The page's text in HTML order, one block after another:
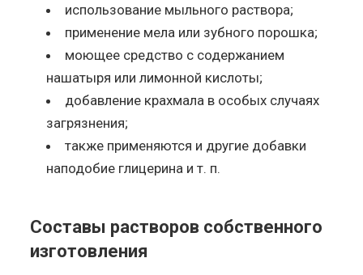
использование мыльного раствора;
применение мела или зубного порошка;
моющее средство с содержанием
нашатыря или лимонной кислоты;
добавление крахмала в особых случаях
загрязнения;
также применяются и другие добавки
наподобие глицерина и т. п.
Составы растворов собственного
изготовления